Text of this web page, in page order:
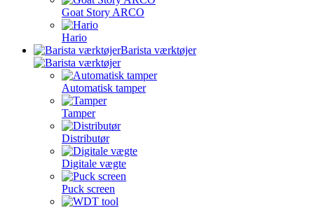
Goat Story ARCO
Hario
Barista værktøjer
Automatisk tamper
Tamper
Distributør
Digitale vægte
Puck screen